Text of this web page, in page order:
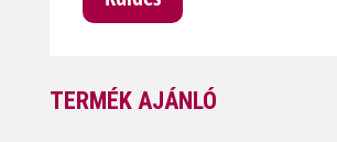
TERMÉK AJÁNLÓ